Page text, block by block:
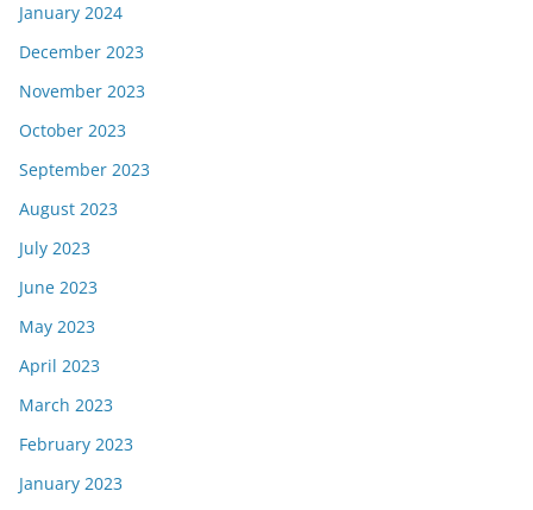
January 2024
December 2023
November 2023
October 2023
September 2023
August 2023
July 2023
June 2023
May 2023
April 2023
March 2023
February 2023
January 2023